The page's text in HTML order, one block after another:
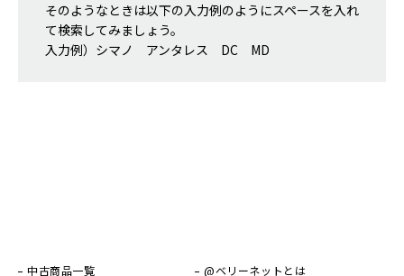
そのようなときは以下の入力例のようにスペースを入れ
て検索してみましょう。
入力例）シマノ アンタレス DC MD
中古商品一覧 @ベリーネットとは